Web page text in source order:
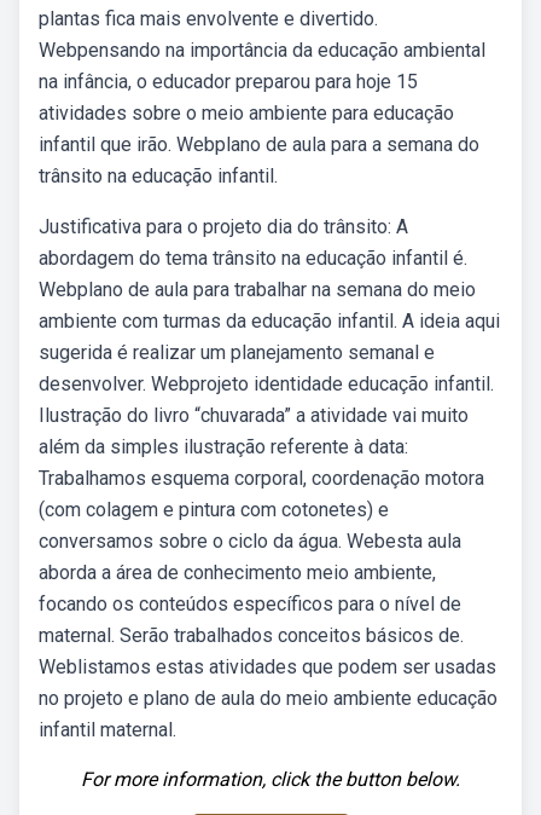
plantas fica mais envolvente e divertido.
Webpensando na importância da educação ambiental
na infância, o educador preparou para hoje 15
atividades sobre o meio ambiente para educação
infantil que irão. Webplano de aula para a semana do
trânsito na educação infantil.
Justificativa para o projeto dia do trânsito: A
abordagem do tema trânsito na educação infantil é.
Webplano de aula para trabalhar na semana do meio
ambiente com turmas da educação infantil. A ideia aqui
sugerida é realizar um planejamento semanal e
desenvolver. Webprojeto identidade educação infantil.
Ilustração do livro “chuvarada” a atividade vai muito
além da simples ilustração referente à data:
Trabalhamos esquema corporal, coordenação motora
(com colagem e pintura com cotonetes) e
conversamos sobre o ciclo da água. Webesta aula
aborda a área de conhecimento meio ambiente,
focando os conteúdos específicos para o nível de
maternal. Serão trabalhados conceitos básicos de.
Weblistamos estas atividades que podem ser usadas
no projeto e plano de aula do meio ambiente educação
infantil maternal.
For more information, click the button below.